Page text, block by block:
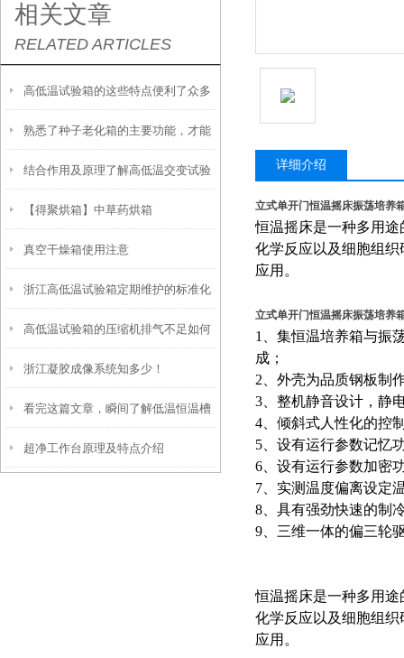
相关文章
RELATED ARTICLES
高低温试验箱的这些特点便利了众多
行业
熟悉了种子老化箱的主要功能，才能
更好地使用它
结合作用及原理了解高低温交变试验
箱【得聚烘箱】中草药烘箱
真空干燥箱使用注意
浙江高低温试验箱定期维护的标准化
流程解析
高低温试验箱的压缩机排气不足如何
解决？
浙江凝胶成像系统知多少！
看完这篇文章，瞬间了解低温恒温槽
了！
超净工作台原理及特点介绍
详细介绍
立式单开门恒温摇床振荡培养
恒温摇床是一种多用
化学反应以及细胞组
应用。
立式单开门恒温摇床振荡培养
1、 集恒温培养箱与振
成；
2、 外壳为品质钢板制
3、 整机静音设计，静
4、 倾斜式人性化的控
5、设有运行参数记忆
6、设有运行参数加密
7、实测温度偏离设定
8、具有强劲快速的制
9、 三维一体的偏三轮
恒温摇床是一种多用
化学反应以及细胞组
应用。